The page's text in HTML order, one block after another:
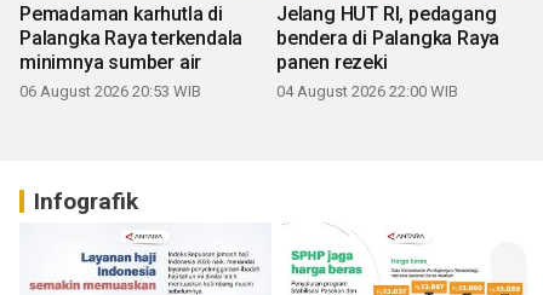
Pemadaman karhutla di
Palangka Raya terkendala
minimnya sumber air
06 August 2026 20:53 WIB
Jelang HUT RI, pedagang
bendera di Palangka Raya
panen rezeki
04 August 2026 22:00 WIB
Infografik